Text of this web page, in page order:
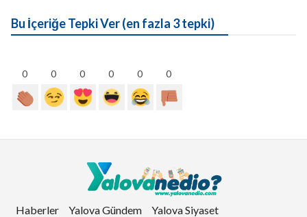
Bu İçeriğe Tepki Ver (en fazla 3 tepki)
0 0 0 0 0 0
Haberler Yalova Gündem
Yalova Siyaset